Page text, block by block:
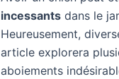
incessants dans le
Heureusement,
article explorera
aboiements